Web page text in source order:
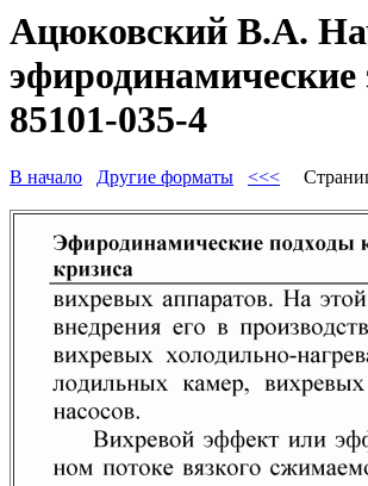
Ацюковский В.А.
85101-035-4
В начало Другие форматы <<<